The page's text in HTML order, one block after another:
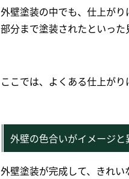
外壁塗装の中でも、仕上が
部分まで塗装されたといった
ここでは、よくある仕上がり
外壁の色合いがイメージと
外壁塗装が完成して、きれい